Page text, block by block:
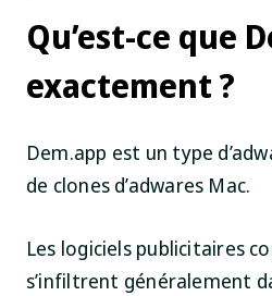
Qu’est-ce que
exactement ?
Dem.app est un type
de clones d’adwares Mac.
Les logiciels publicitaires
s’infiltrent généralement